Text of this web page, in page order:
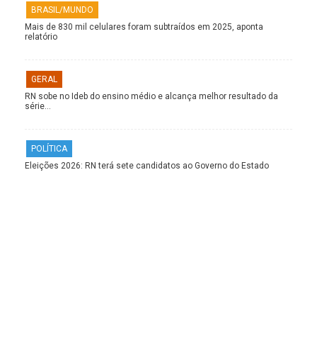
BRASIL/MUNDO
Mais de 830 mil celulares foram subtraídos em 2025, aponta
relatório
GERAL
RN sobe no Ideb do ensino médio e alcança melhor resultado da
série…
POLÍTICA
Eleições 2026: RN terá sete candidatos ao Governo do Estado